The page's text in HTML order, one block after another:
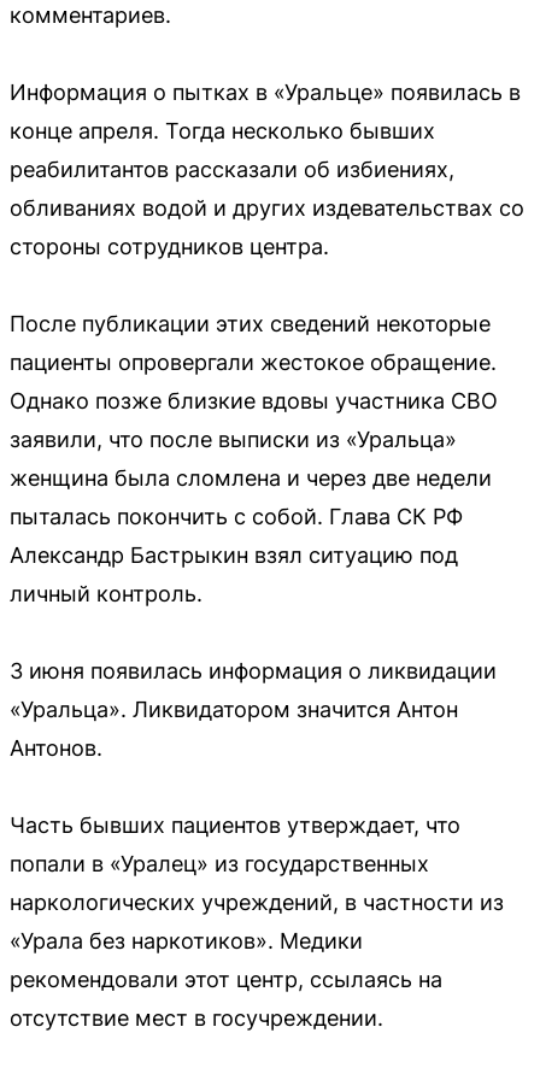
комментариев.
Информация о пытках в «Уральце» появилась в
конце апреля. Тогда несколько бывших
реабилитантов рассказали об избиениях,
обливаниях водой и других издевательствах со
стороны сотрудников центра.
После публикации этих сведений некоторые
пациенты опровергали жестокое обращение.
Однако позже близкие вдовы участника СВО
заявили, что после выписки из «Уральца»
женщина была сломлена и через две недели
пыталась покончить с собой. Глава СК РФ
Александр Бастрыкин взял ситуацию под
личный контроль.
3 июня появилась информация о ликвидации
«Уральца». Ликвидатором значится Антон
Антонов.
Часть бывших пациентов утверждает, что
попали в «Уралец» из государственных
наркологических учреждений, в частности из
«Урала без наркотиков». Медики
рекомендовали этот центр, ссылаясь на
отсутствие мест в госучреждении.